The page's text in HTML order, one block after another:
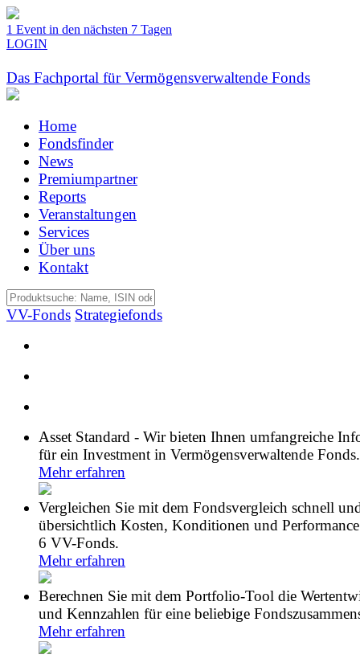
1 Event in den nächsten 7 Tagen
LOGIN
Das Fachportal für Vermögensverwaltende Fonds
Home
Fondsfinder
News
Premiumpartner
Reports
Veranstaltungen
Services
Über uns
Kontakt
VV-Fonds Strategiefonds
Asset Standard - Wir bieten Ihnen umfangreiche
für ein Investment in Vermögensverwaltende Fonds.
Mehr erfahren
Vergleichen Sie mit dem Fondsvergleich schnell
übersichtlich Kosten, Konditionen und
6 VV-Fonds.
Mehr erfahren
Berechnen Sie mit dem Portfolio-Tool die
und Kennzahlen für eine beliebige
Mehr erfahren